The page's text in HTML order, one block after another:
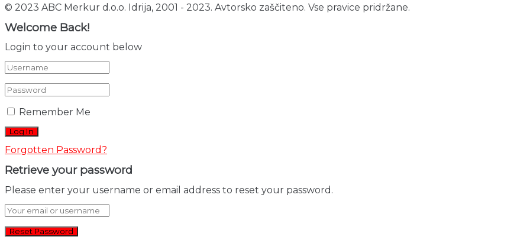
© 2023 ABC Merkur d.o.o. Idrija, 2001 - 2023. Avtorsko zaščiteno. Vse pravice pridržane.
Welcome Back!
Login to your account below
Remember Me
Forgotten Password?
Retrieve your password
Please enter your username or email address to reset your password.